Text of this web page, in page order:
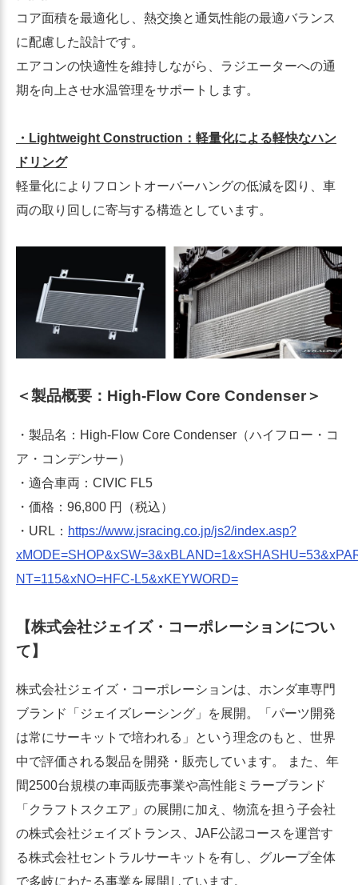
コア面積を最適化し、熱交換と通気性能の最適バランス
に配慮した設計です。
エアコンの快適性を維持しながら、ラジエーターへの通
期を向上させ水温管理をサポートします。
・Lightweight Construction：軽量化による軽快なハン
ドリング
軽量化によりフロントオーバーハングの低減を図り、車
両の取り回しに寄与する構造としています。
＜製品概要：High-Flow Core Condenser＞
・製品名：High-Flow Core Condenser（ハイフロー・コ
ア・コンデンサー）
・適合車両：CIVIC FL5
・価格：96,800 円（税込）
・URL： https://www.jsracing.co.jp/js2/index.asp?
NT=115&xNO=HFC-L5&xKEYWORD=
【株式会社ジェイズ・コーポレーションについ
て】
株式会社ジェイズ・コーポレーションは、ホンダ車専門
ブランド「ジェイズレーシング」を展開。「パーツ開発
は常にサーキットで培われる」という理念のもと、世界
中で評価される製品を開発・販売しています。 また、年
間2500台規模の車両販売事業や高性能ミラーブランド
「クラフトスクエア」の展開に加え、物流を担う子会社
の株式会社ジェイズトランス、JAF公認コースを運営す
る株式会社セントラルサーキットを有し、グループ全体
で多岐にわたる事業を展開しています。